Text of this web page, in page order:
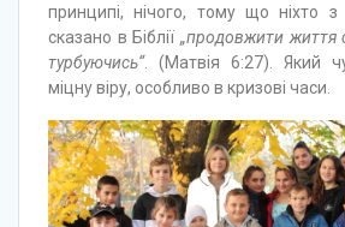
принципі, нічого, тому що ніхто
сказано в Біблії „продовжити життя
турбуючись“. (Матвія 6:27). Який
міцну віру, особливо в кризові часи.